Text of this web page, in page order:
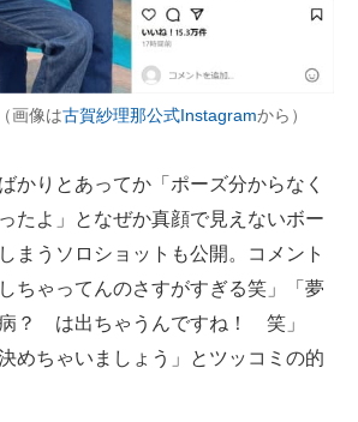
画像は古賀紗理那公式Instagramから）
かりとあってか「ポーズ分からなく
たよ」となぜか真顔で見えないボー
まうソロショットも公開。コメント
ちゃってんのさすがすぎる笑」「夢
？ は出ちゃうんですね！ 笑」
めちゃいましょう」とツッコミの的